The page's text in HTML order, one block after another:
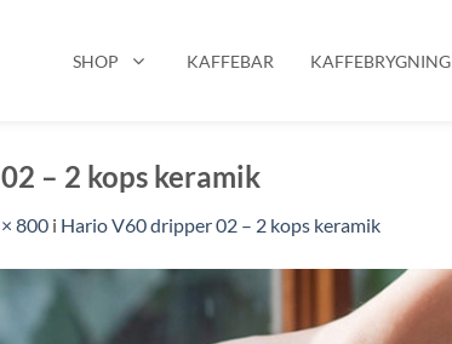
SHOP KAFFEBAR KAFFEBRYGNING
– 2 kops keramik
800 i Hario V60 dripper 02 – 2 kops keramik